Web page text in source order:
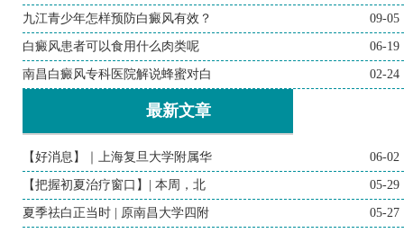
九江青少年怎样预防白癜风有效？ 09-05
白癜风患者可以食用什么肉类呢 06-19
南昌白癜风专科医院解说蜂蜜对白 02-24
最新文章
【好消息】｜上海复旦大学附属华 06-02
【把握初夏治疗窗口】| 本周，北 05-29
夏季祛白正当时 | 原南昌大学四附 05-27